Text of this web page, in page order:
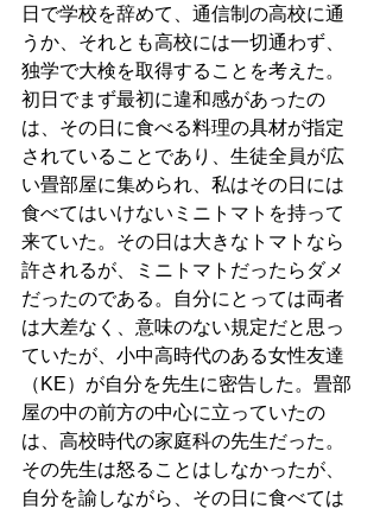
日で学校を辞めて、通信制の高校に通
うか、それとも高校には一切通わず、
独学で大検を取得することを考えた。
初日でまず最初に違和感があったの
は、その日に食べる料理の具材が指定
されていることであり、生徒全員が広
い畳部屋に集められ、私はその日には
食べてはいけないミニトマトを持って
来ていた。その日は大きなトマトなら
許されるが、ミニトマトだったらダメ
だったのである。自分にとっては両者
は大差なく、意味のない規定だと思っ
ていたが、小中高時代のある女性友達
（KE）が自分を先生に密告した。畳部
屋の中の前方の中心に立っていたの
は、高校時代の家庭科の先生だった。
その先生は怒ることはしなかったが、
自分を諭しながら、その日に食べては